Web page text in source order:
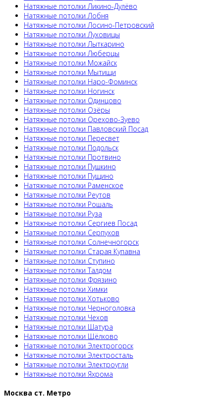
Натяжные потолки Ликино-Дулёво
Натяжные потолки Лобня
Натяжные потолки Лосино-Петровский
Натяжные потолки Луховицы
Натяжные потолки Лыткарино
Натяжные потолки Люберцы
Натяжные потолки Можайск
Натяжные потолки Мытищи
Натяжные потолки Наро-Фоминск
Натяжные потолки Ногинск
Натяжные потолки Одинцово
Натяжные потолки Озёры
Натяжные потолки Орехово-Зуево
Натяжные потолки Павловский Посад
Натяжные потолки Пересвет
Натяжные потолки Подольск
Натяжные потолки Протвино
Натяжные потолки Пушкино
Натяжные потолки Пущино
Натяжные потолки Раменское
Натяжные потолки Реутов
Натяжные потолки Рошаль
Натяжные потолки Руза
Натяжные потолки Сергиев Посад
Натяжные потолки Серпухов
Натяжные потолки Солнечногорск
Натяжные потолки Старая Купавна
Натяжные потолки Ступино
Натяжные потолки Талдом
Натяжные потолки Фрязино
Натяжные потолки Химки
Натяжные потолки Хотьково
Натяжные потолки Черноголовка
Натяжные потолки Чехов
Натяжные потолки Шатура
Натяжные потолки Щёлково
Натяжные потолки Электрогорск
Натяжные потолки Электросталь
Натяжные потолки Электроугли
Натяжные потолки Яхрома
Москва ст. Метро